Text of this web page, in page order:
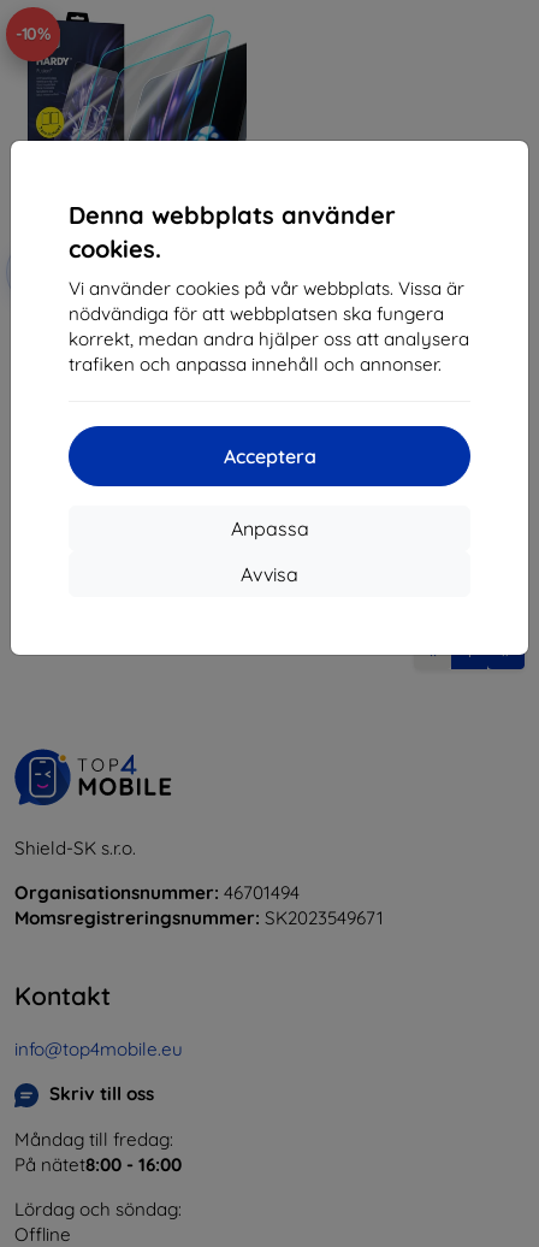
Denna webbplats använder
cookies.
Vi använder cookies på vår webbplats. Vissa är
nödvändiga för att webbplatsen ska fungera
korrekt, medan andra hjälper oss att analysera
trafiken och anpassa innehåll och annonser.
Acceptera
Anpassa
Avvisa
-10%
Rabatt
kupong
3mk Hardy Fusion Hybrid glass
for Realme Pad 2 Lite
314 kr
I lager > 5 st
« 1 »
Shield-SK s.r.o.
Organisationsnummer: 46701494
Momsregistreringsnummer: SK2023549671
Kontakt
info@top4mobile.eu
Skriv till oss
Måndag till fredag:
På nätet8:00 - 16:00
Lördag och söndag:
Offline